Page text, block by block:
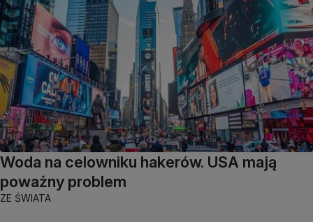
Woda na celowniku hakerów. USA mają
poważny problem
ZE ŚWIATA